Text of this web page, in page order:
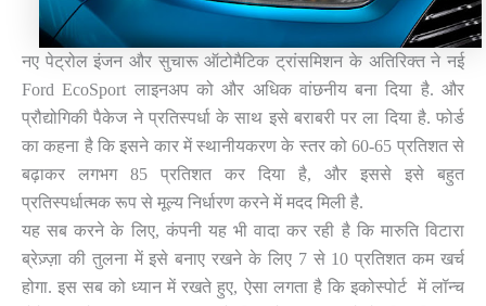
नए पेट्रोल इंजन और सुचारू ऑटोमैटिक ट्रांसमिशन के अतिरिक्त ने नई
Ford EcoSport लाइनअप को और अधिक वांछनीय बना दिया है. और
प्रौद्योगिकी पैकेज ने प्रतिस्पर्धा के साथ इसे बराबरी पर ला दिया है. फोर्ड
का कहना है कि इसने कार में स्थानीयकरण के स्तर को 60-65 प्रतिशत से
बढ़ाकर लगभग 85 प्रतिशत कर दिया है, और इससे इसे बहुत
प्रतिस्पर्धात्मक रूप से मूल्य निर्धारण करने में मदद मिली है.
यह सब करने के लिए, कंपनी यह भी वादा कर रही है कि मारुति विटारा
ब्रेज़्ज़ा की तुलना में इसे बनाए रखने के लिए 7 से 10 प्रतिशत कम खर्च
होगा. इस सब को ध्यान में रखते हुए, ऐसा लगता है कि इकोस्पोर्ट में लॉन्च